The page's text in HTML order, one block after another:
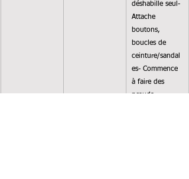
déshabille seul-
Attache
boutons,
boucles de
ceinture/sandal
es- Commence
à faire des
nœuds-